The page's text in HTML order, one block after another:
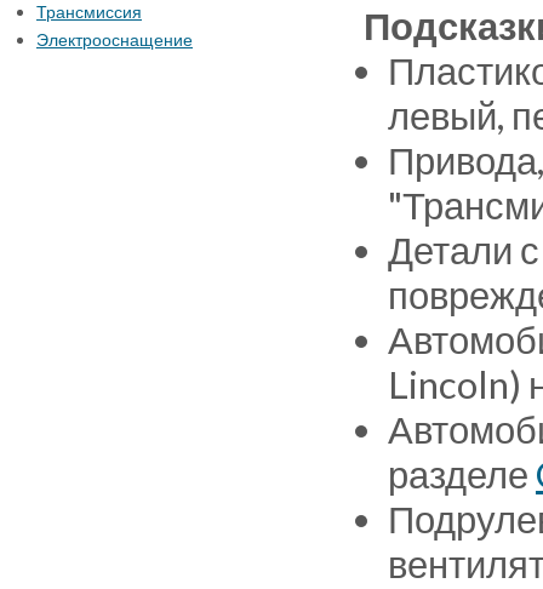
левый,
Детали
Lincoln)
разделе
Трансмиссия
Электрооснащение